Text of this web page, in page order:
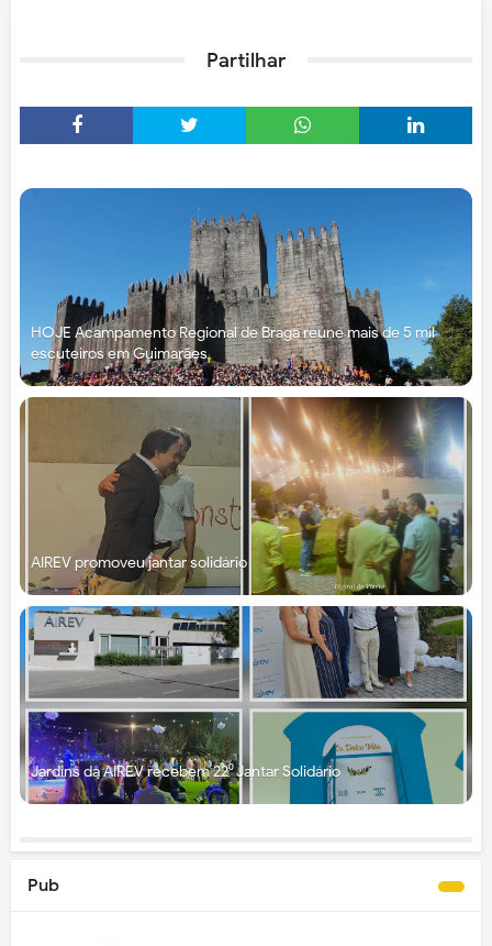
Partilhar
HOJE Acampamento Regional de Braga reúne mais de 5 mil
escuteiros em Guimarães
AIREV promoveu jantar solidário
Jardins da AIREV recebem 22⁰ Jantar Solidário
Pub